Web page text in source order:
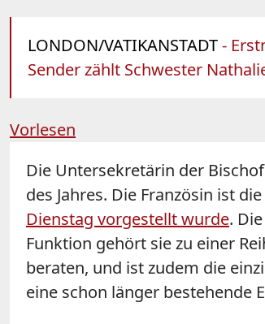
LONDON/VATIKANSTADT-
Sender zählt Schwester
Vorlesen
Die Untersekretärin der
des Jahres. Die Französin ist
Dienstag vorgestellt wurde.
Funktion gehört sie zu einer
beraten, und ist zudem die
eine schon länger bestehende